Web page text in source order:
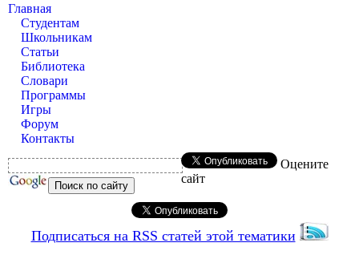
Главная
Студентам
Школьникам
Статьи
Библиотека
Словари
Программы
Игры
Форум
Контакты
Оцените
сайт
Подписаться на RSS статей этой тематики